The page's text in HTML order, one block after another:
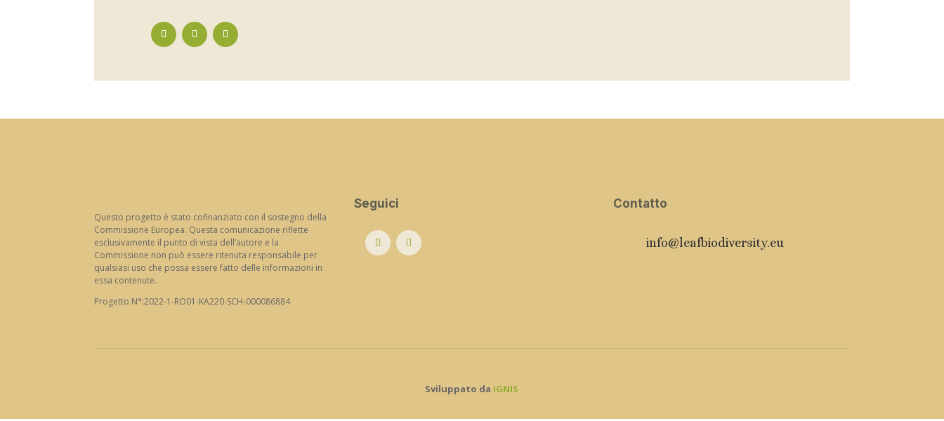
Questo progetto è stato cofinanziato con il sostegno della
Commissione Europea. Questa comunicazione riflette
esclusivamente il punto di vista dell’autore e la
Commissione non può essere ritenuta responsabile per
qualsiasi uso che possa essere fatto delle informazioni in
essa contenute.
Progetto N°:2022-1-RO01-KA220-SCH-000086884
Seguici Contatto
info@leafbiodiversity.eu
Sviluppato da IGNIS